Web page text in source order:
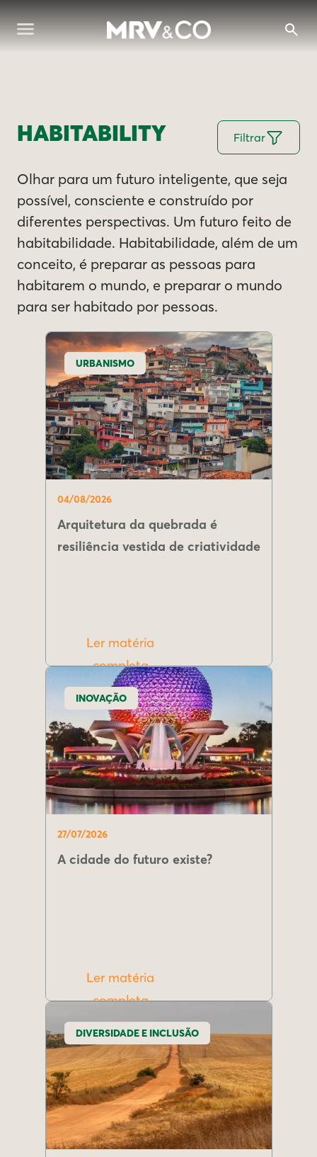
HABITABILITY Filtrar
Olhar para um futuro inteligente, que seja
possível, consciente e construído por
diferentes perspectivas. Um futuro feito de
habitabilidade. Habitabilidade, além de um
conceito, é preparar as pessoas para
habitarem o mundo, e preparar o mundo
para ser habitado por pessoas.
URBANISMO
04/08/2026
Arquitetura da quebrada é
resiliência vestida de criatividade
Ler matéria
completa
INOVAÇÃO
27/07/2026
A cidade do futuro existe?
Ler matéria
completa
DIVERSIDADE E INCLUSÃO